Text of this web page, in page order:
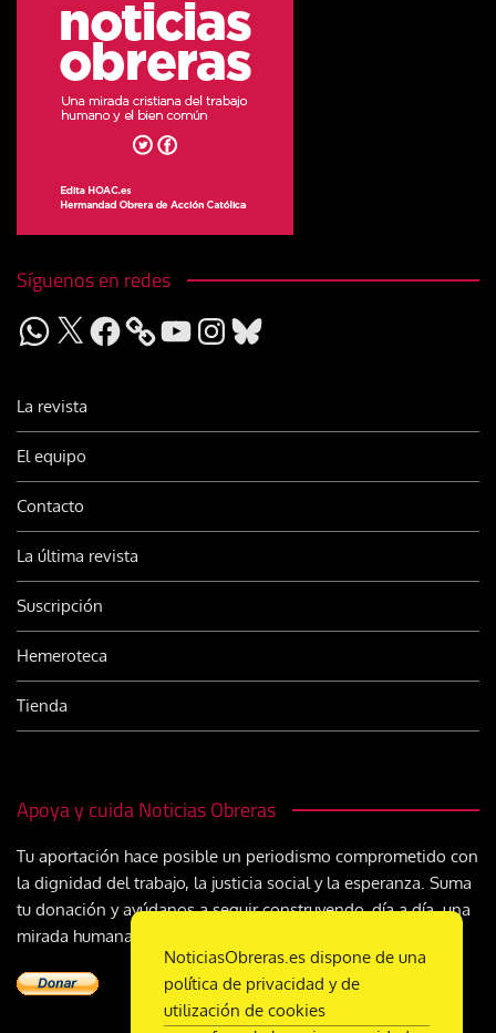
Síguenos en redes
WhatsApp
X Facebook YouTubeInstagram
Bluesky
La revista
El equipo
Contacto
La última revista
Suscripción
Hemeroteca
Tienda
Apoya y cuida Noticias Obreras
Tu aportación hace posible un periodismo comprometido con
la dignidad del trabajo, la justicia social y la esperanza. Suma
tu donación y ayúdanos a seguir construyendo, día a día, una
mirada humana y cristiana sobre el mundo del trabajo
NoticiasObreras.es dispone de una
política de privacidad y de
utilización de cookies